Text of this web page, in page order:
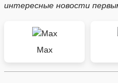
интересные новости
Max